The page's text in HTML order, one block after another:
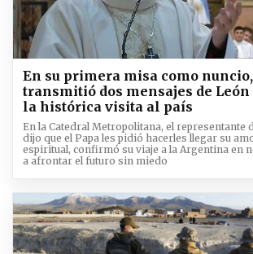
En su primera misa como
transmitió dos mensajes de León
la histórica visita al país
En la Catedral Metropolitana, el representante
dijo que el Papa les pidió hacerles llegar su
espiritual, confirmó su viaje a la Argentina en
a afrontar el futuro sin miedo